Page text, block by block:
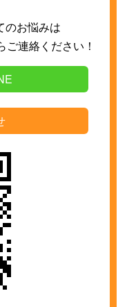
のお悩みは
ご連絡ください！